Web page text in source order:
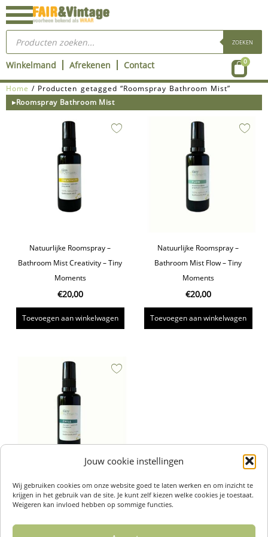
Jouw cookie instellingen
Wij gebruiken cookies om onze website goed te laten werken en om inzicht te
krijgen in het gebruik van de site. Je kunt zelf kiezen welke cookies je toestaat.
Weigeren kan invloed hebben op sommige functies.
Ga
naar
inhoud
Producten
zoeken ZOEKEN
Winkelmand Afrekenen Contact 0
Home / Producten getagged “Roomspray Bathroom Mist”
▸Roomspray Bathroom Mist
Natuurlijke Roomspray –
Bathroom Mist Creativity – Tiny
Moments
€20,00
Toevoegen aan winkelwagen
Natuurlijke Roomspray –
Bathroom Mist Flow – Tiny
Moments
€20,00
Toevoegen aan winkelwagen
Natuurlijke Roomspray –
Bathroom Mist Chill – Tiny